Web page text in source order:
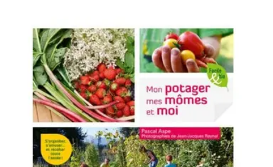
ÉcologiqueAstuces et Conseils
Guide Légumes